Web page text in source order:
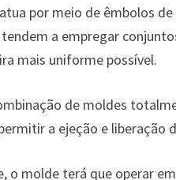
por meio de êmbolos
a empregar
mais uniforme possível.
de moldes
a ejeção e liberação
o molde terá que operar